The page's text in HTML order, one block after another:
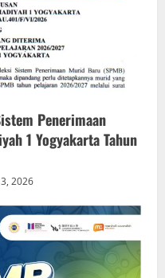
Penerimaan
1 Yogyakarta Tahun
3, 2026